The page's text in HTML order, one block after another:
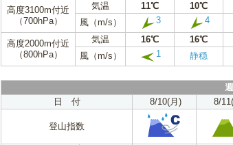
高度3100m付近
（700hPa）
気温 11℃ 10℃
風（m/s）
3 4
高度2000m付近
（800hPa）
気温 16℃ 16℃
風（m/s）
1 静穏
日 付
8/10(月) 8/
登山指数